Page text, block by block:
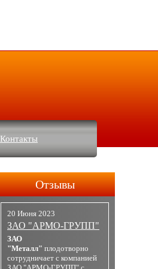
Контакты
Отзывы
20 Июня 2023
ЗАО "АРМО-ГРУПП"
ЗАО
"Металл" плодотворно
сотрудничает с компанией